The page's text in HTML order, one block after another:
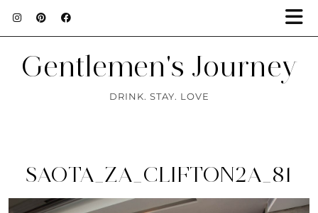
Gentlemen's Journey
DRINK. STAY. LOVE
SAOTA_ZA_CLIFTON2A_81